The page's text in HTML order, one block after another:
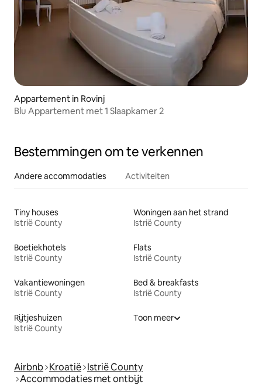
Appartement in Rovinj
Blu Appartement met 1 Slaapkamer 2
Bestemmingen om te verkennen
Andere accommodaties Activiteiten
Tiny houses
Istrië County
Woningen aan het strand
Istrië County
Boetiekhotels
Istrië County
Flats
Istrië County
Vakantiewoningen
Istrië County
Bed & breakfasts
Istrië County
Rijtjeshuizen
Istrië County
Toon meer
Airbnb Kroatië Istrië County
Accommodaties met ontbijt